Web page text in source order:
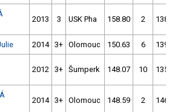
2013 3 USK Pha 158.80 2
2014 3+ Olomouc 150.63 6
2012 3+ Šumperk 148.07 10
2014 3+ Olomouc 148.59 2